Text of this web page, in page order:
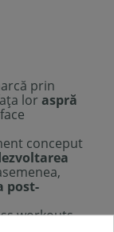
prin
lor aspră
conceput
post-
workouts,